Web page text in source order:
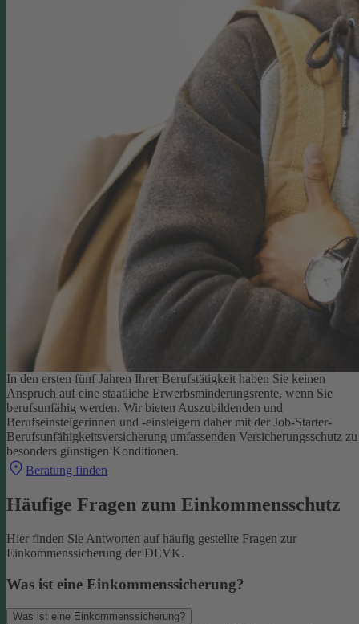
In den ersten fünf Jahren Ihrer Berufstätigkeit haben Sie keinen
Anspruch auf eine staatliche Erwerbsminderungsrente, wenn Sie
berufsunfähig werden. Wir bieten Auszubildenden und
Berufseinsteigerinnen und -einsteigern daher mit der Job-Starter-
Berufsunfähigkeitsversicherung umfassenden Versicherungsschutz zu
besonders günstigen Konditionen.
Beratung finden
Häufige Fragen zum Einkommensschutz
Hier finden Sie Antworten auf häufig gestellte Fragen zur
Einkommenssicherung der DEVK.
Was ist eine Einkommenssicherung?
Was ist eine Einkommenssicherung?